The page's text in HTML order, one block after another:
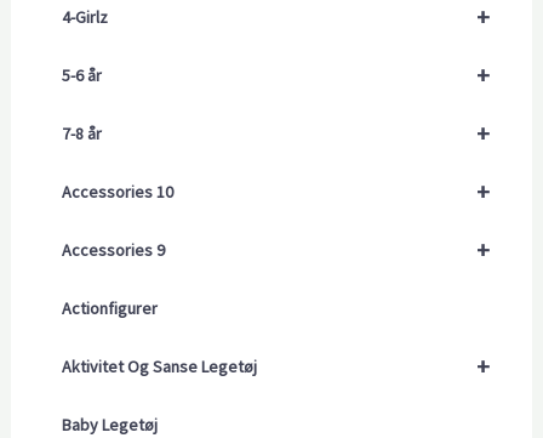
+
4-Girlz
+
5-6 år
+
7-8 år
+
Accessories 10
+
Accessories 9
Actionfigurer
+
Aktivitet Og Sanse Legetøj
Baby Legetøj